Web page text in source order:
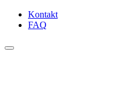
Kontakt
FAQ